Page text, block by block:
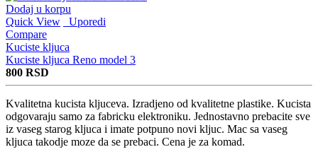
Dodaj u korpu
Quick View
Uporedi
Compare
Kuciste kljuca
Kuciste kljuca Reno model 3
800 RSD
Kvalitetna kucista kljuceva. Izradjeno od kvalitetne plastike. Kucista
odgovaraju samo za fabricku elektroniku. Jednostavno prebacite sve
iz vaseg starog kljuca i imate potpuno novi kljuc. Mac sa vaseg
kljuca takodje moze da se prebaci. Cena je za komad.